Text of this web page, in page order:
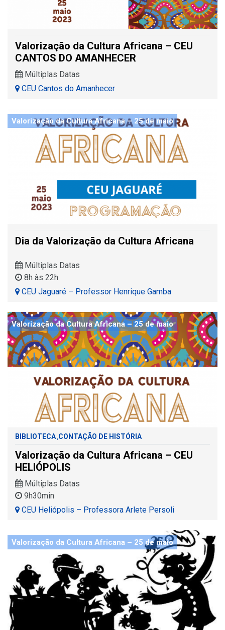
Valorização da Cultura Africana – CEU
CANTOS DO AMANHECER
Múltiplas Datas
CEU Cantos do Amanhecer
Valorização da Cultura Africana – 25 de maio
Dia da Valorização da Cultura Africana
Múltiplas Datas
8h às 22h
CEU Jaguaré – Professor Henrique Gamba
Valorização da Cultura Africana – 25 de maio
BIBLIOTECA CONTAÇÃO DE HISTÓRIA
Valorização da Cultura Africana – CEU
HELIÓPOLIS
Múltiplas Datas
9h30min
CEU Heliópolis – Professora Arlete Persoli
Valorização da Cultura Africana – 25 de maio